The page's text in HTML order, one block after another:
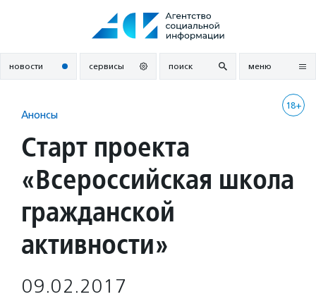
новости сервисы поиск меню
18+
Анонсы
Старт проекта
«Всероссийская школа
гражданской
активности»
09.02.2017